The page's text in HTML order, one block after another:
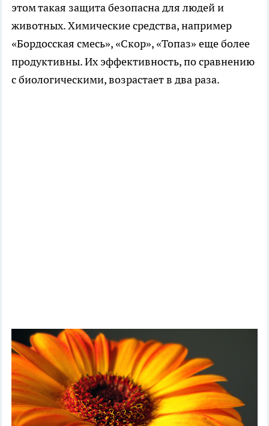
этом такая защита безопасна для людей и
животных. Химические средства, например
«Бордосская смесь», «Скор», «Топаз» еще более
продуктивны. Их эффективность, по сравнению
с биологическими, возрастает в два раза.